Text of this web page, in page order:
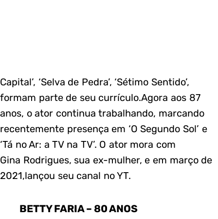
Capital’, ‘Selva de Pedra’, ‘Sétimo Sentido’,
formam parte de seu currículo.Agora aos 87
anos, o ator continua trabalhando, marcando
recentemente presença em ‘O Segundo Sol’ e
‘Tá no Ar: a TV na TV’. O ator mora com
Gina Rodrigues, sua ex-mulher, e em março de
2021,lançou seu canal no YT.
BETTY FARIA – 80 ANOS